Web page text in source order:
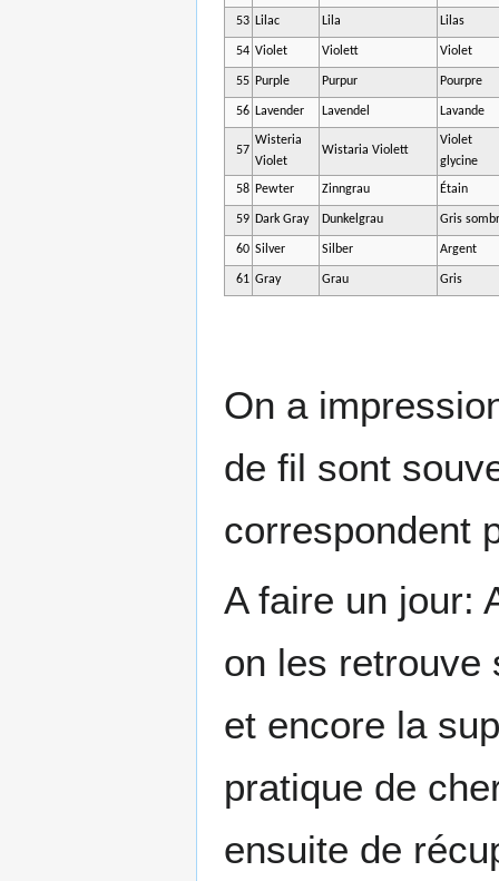
53 Lilac Lila Lilas
54 Violet Violett Violet
55 Purple Purpur Pourpre
56 Lavender Lavendel Lavande
57
Wisteria
Violet
Wistaria Violett
Violet
glycine
58 Pewter Zinngrau Étain
59 Dark Gray Dunkelgrau Gris
60 Silver Silber Argent
61 Gray Grau Gris
On a
de fil sont
correspondent
A faire un jour:
on les retrouve
et encore la
pratique de
ensuite de